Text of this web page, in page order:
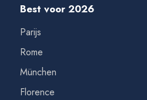
Best voor 2026
Parijs
Rome
München
Florence